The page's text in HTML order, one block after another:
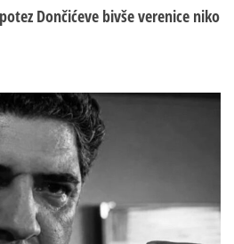
Dončićeve bivše verenice niko